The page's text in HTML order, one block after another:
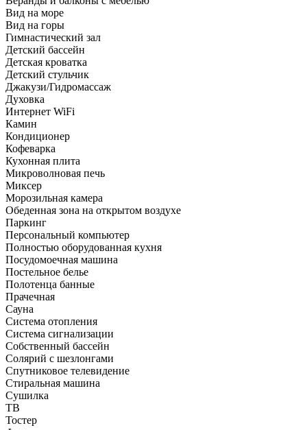
Вид на море
Вид на горы
Гимнастический зал
Детский бассейн
Детская кроватка
Детский стульчик
Джакузи/Гидромассаж
Духовка
Интернет WiFi
Камин
Кондиционер
Кофеварка
Кухонная плита
Микроволновая печь
Миксер
Морозильная камера
Обеденная зона на открытом воздухе
Паркинг
Персональный компьютер
Полностью оборудованная кухня
Посудомоечная машина
Постельное белье
Полотенца банные
Прачечная
Сауна
Система отопления
Система сигнализации
Собственный бассейн
Солярий с шезлонгами
Спутниковое телевидение
Стиральная машина
Сушилка
ТВ
Тостер